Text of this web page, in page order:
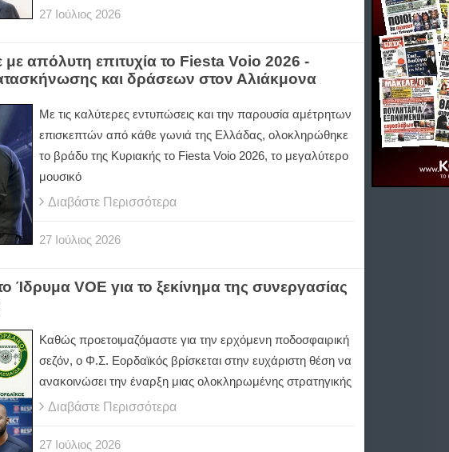
27 Ιούλιος 2026
απόλυτη επιτυχία το Fiesta Voio 2026 -
και δράσεων στον Αλιάκμονα
Με τις καλύτερες εντυπώσεις και την παρουσία αμέτρητων
επισκεπτών από κάθε γωνιά της Ελλάδας, ολοκληρώθηκε
το βράδυ της Κυριακής το Fiesta Voio 2026, το μεγαλύτερο
μουσικό
Διαβάστε Περισσότερα
27 Ιούλιος 2026
VOE για το ξεκίνημα της συνεργασίας
Καθώς προετοιμαζόμαστε για την ερχόμενη ποδοσφαιρική
σεζόν, ο Φ.Σ. Εορδαϊκός βρίσκεται στην ευχάριστη θέση να
ανακοινώσει την έναρξη μιας ολοκληρωμένης στρατηγικής
Διαβάστε Περισσότερα
27 Ιούλιος 2026